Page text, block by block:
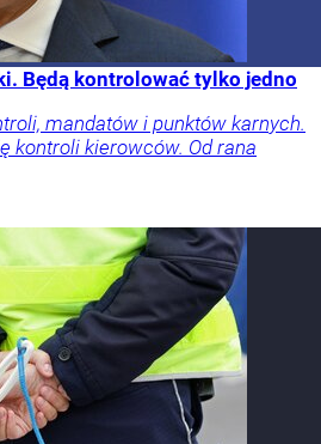
Będą kontrolować tylko jedno
mandatów i punktów karnych.
kontroli kierowców. Od rana